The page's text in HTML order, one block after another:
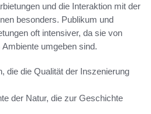
und die Interaktion mit der
besonders. Publikum und
oft intensiver, da sie von
umgeben sind.
die die Qualität der Inszenierung
der Natur, die zur Geschichte